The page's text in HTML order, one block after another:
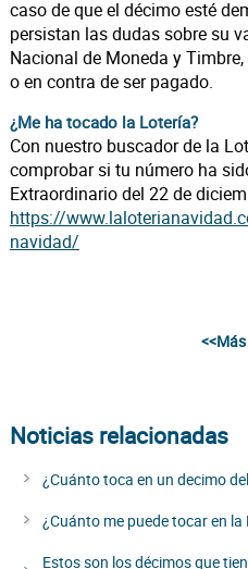
caso de que el décimo esté
persistan las dudas sobre su
Nacional de Moneda y
o en contra de ser pagado.
¿Me ha tocado la Lotería?
Con nuestro buscador de la
comprobar si tu número ha
Extraordinario del 22 de
https://
navidad/
Noticias relacionadas
¿Cuánto toca en un decimo
¿Cuánto me puede tocar en
Estos son los décimos que